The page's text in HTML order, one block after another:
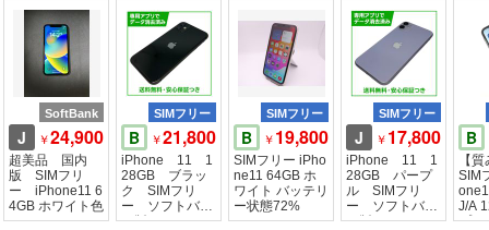
SoftBank
J ￥24,900
超美品 国内
版 SIMフリ
ー iPhone11 6
4GB ホワイト色
SIMフリー
B ￥21,800
iPhone 11 1
28GB ブラッ
ク SIMフリ
ー ソフトバン
ク版
SIMフリー
B ￥19,800
SIMフリー iPho
ne11 64GB ホ
ワイト バッテリ
ー状態72%
SIMフリー
J ￥17,800
iPhone 11 1
28GB パープ
ル SIMフリ
ー ソフトバン
ク版
B
【
SIM
J/A
プル